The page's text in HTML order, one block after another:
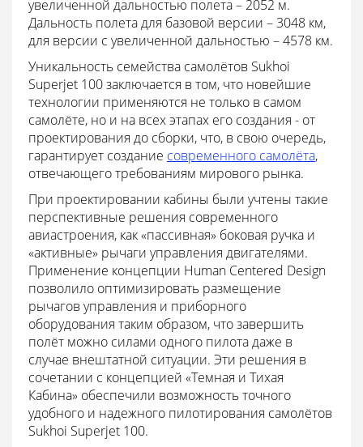
увеличенной дальностью полета – 2052 м.
Дальность полета для базовой версии – 3048 км,
для версии с увеличенной дальностью – 4578 км.
Уникальность семейства самолётов Sukhoi
Superjet 100 заключается в том, что новейшие
технологии применяются не только в самом
самолёте, но и на всех этапах его создания - от
проектирования до сборки, что, в свою очередь,
гарантирует создание современного самолёта,
отвечающего требованиям мирового рынка.
При проектировании кабины были учтены такие
перспективные решения современного
авиастроения, как «пассивная» боковая ручка и
«активные» рычаги управления двигателями.
Применение концепции Human Centered Design
позволило оптимизировать размещение
рычагов управления и приборного
оборудования таким образом, что завершить
полёт можно силами одного пилота даже в
случае внештатной ситуации. Эти решения в
сочетании с концепцией «Темная и Тихая
Кабина» обеспечили возможность точного
удобного и надежного пилотирования самолётов
Sukhoi Superjet 100.